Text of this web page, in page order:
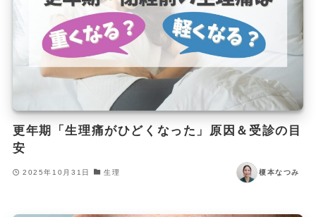
更年期「生理痛がひどくなった」原因＆受診の目
安
2025年10月31日 生理 榎本なつみ